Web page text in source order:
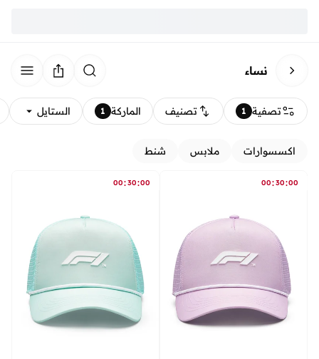
نساء
تصفية 1 تصنيف الماركة 1 الستايل
اكسسوارات ملابس شنط
00:30:00
00:30:00